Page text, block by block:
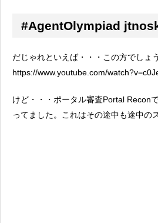
#AgentOlympiad
だじゃれといえば・・・この方でしょ
https://www.youtube.com/
けど・・・ポータル審査Portal Recon
ってました。これはその途中も途中の